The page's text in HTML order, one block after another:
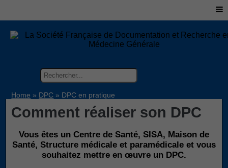
Home » DPC » DPC en pratique
Comment réaliser son DPC
Vous êtes un Centre de Santé, SISA, Maison de
Santé, Structure médicale et paramédicale et vous
souhaitez mettre en œuvre un DPC.